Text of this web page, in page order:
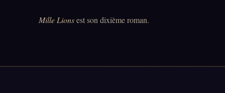
Mille Lionsest son dixième roman.